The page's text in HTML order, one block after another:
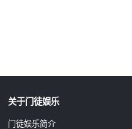
关于门徒娱乐
门徒娱乐简介